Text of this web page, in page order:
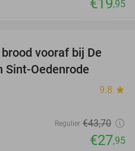
€19,95
36%
vooraf bij De
Sint-Oedenrode
9.8 star
Regulier €43,70
€27,95